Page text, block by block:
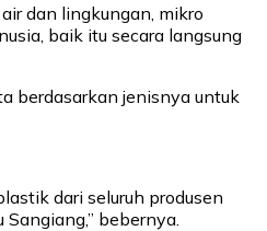
dan lingkungan, mikro
baik itu secara langsung
berdasarkan jenisnya untuk
dari seluruh produsen
bebernya.